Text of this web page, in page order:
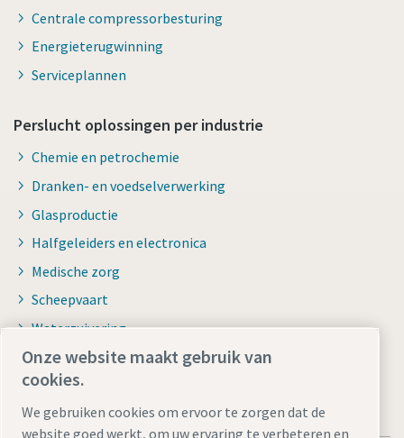
Centrale compressorbesturing
Energieterugwinning
Serviceplannen
Perslucht oplossingen per industrie
Chemie en petrochemie
Dranken- en voedselverwerking
Glasproductie
Halfgeleiders en electronica
Medische zorg
Scheepvaart
Waterzuivering
Onze website maakt gebruik van
cookies.
We gebruiken cookies om ervoor te zorgen dat de
website goed werkt, om uw ervaring te verbeteren en